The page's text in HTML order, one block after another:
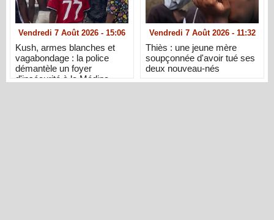
Vendredi 7 Août 2026 - 15:06
Kush, armes blanches et
vagabondage : la police
démantèle un foyer
d'insécurité à la Médina
Vendredi 7 Août 2026 - 11:32
Thiès : une jeune mère
soupçonnée d'avoir tué ses
deux nouveau-nés